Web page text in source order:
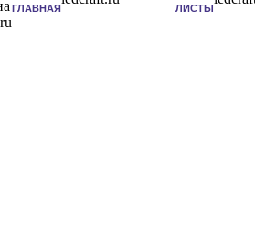
ГЛАВНАЯ
ЛИСТЫ